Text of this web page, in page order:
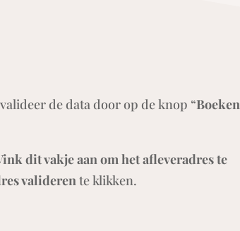
de data door op de knop “Boeken
dit vakje aan om het afleveradres te
valideren te klikken.